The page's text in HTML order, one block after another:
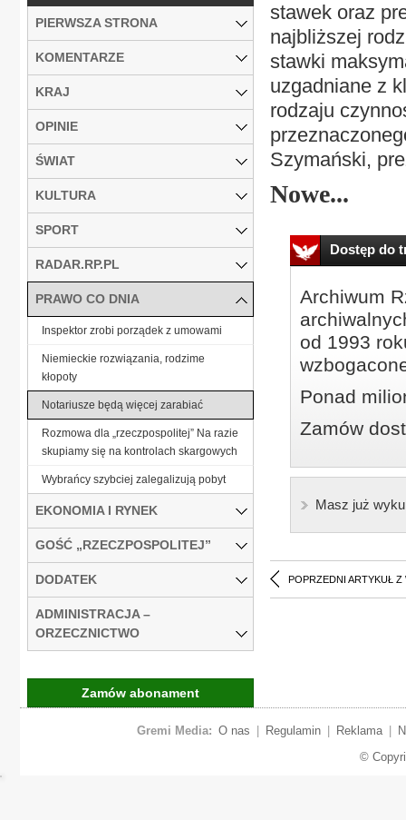
stawek oraz
najbliższej
stawki
uzgadniane z
rodzaju
Szymański,
Nowe...
Dostęp do
Archiwum
od 1993
Ponad
Zamów
Masz już
POPRZEDNI ARTYKUŁ Z
PIERWSZA STRONA
KOMENTARZE
KRAJ
OPINIE
ŚWIAT
KULTURA
SPORT
RADAR.RP.PL
PRAWO CO DNIA
Inspektor zrobi porządek z umowami
Niemieckie rozwiązania, rodzime
kłopoty
Notariusze będą więcej zarabiać
Rozmowa dla „rzeczpospolitej” Na razie
skupiamy się na kontrolach skargowych
Wybrańcy szybciej zalegalizują pobyt
EKONOMIA I RYNEK
GOŚĆ „RZECZPOSPOLITEJ”
DODATEK
ADMINISTRACJA –
ORZECZNICTWO
Zamów abonament
Gremi Media: O nas Regulamin Reklama
©